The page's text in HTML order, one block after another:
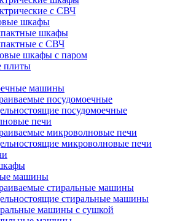
с СВЧ
шкафы
шкафы
с СВЧ
шкафы с паром
плиты
машины
посудомоечные
посудомоечные
печи
микроволновые печи
микроволновые печи
машины
стиральные машины
стиральные машины
машины с сушкой